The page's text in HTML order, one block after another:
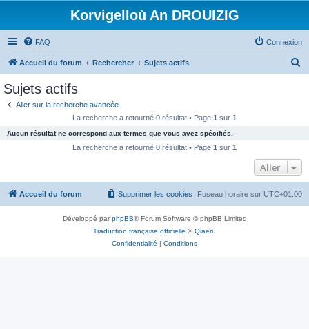
Korvigelloù An DROUIZIG
FAQ Connexion
Accueil du forum Rechercher Sujets actifs
c
e
Sujets actifs
Aller sur la recherche avancée
La recherche a retourné 0 résultat • Page 1 sur 1
Aucun résultat ne correspond aux termes que vous avez spécifiés.
La recherche a retourné 0 résultat • Page 1 sur 1
Aller
Accueil du forum Fuseau horaire sur UTC+01:00
Supprimer les cookies
Développé parphpBB® Forum Software © phpBB Limited
Traduction française officielle ©Qiaeru
Confidentialité | Conditions